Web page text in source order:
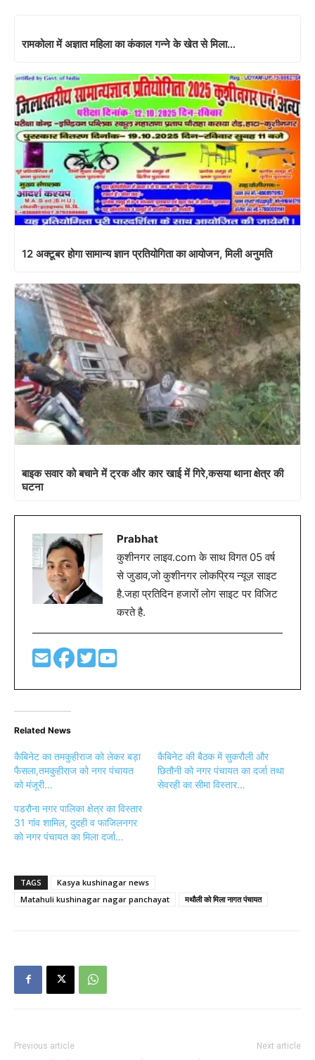
रामकोला में अज्ञात महिला का कंकाल गन्ने के खेत से मिला…
12 अक्टूबर होगा सामान्य ज्ञान प्रतियोगिता का आयोजन, मिली अनुमति
बाइक सवार को बचाने में ट्रक और कार खाई में गिरे,कसया थाना क्षेत्र की
घटना
Prabhat
कुशीनगर लाइव.com के साथ विगत 05 वर्ष
से जुडाव,जो कुशीनगर लोकप्रिय न्यूज़ साइट
है.जहा प्रतिदिन हजारों लोग साइट पर विजिट
करते है.
Related News
कैबिनेट का तमकुहीराज को लेकर बड़ा
फैसला,तमकुहीराज को नगर पंचायत
को मंजूरी…
कैबिनेट की बैठक में सुकरौली और
छितौनी को नगर पंचायत का दर्जा तथा
सेवरही का सीमा विस्तार…
पडरौना नगर पालिका क्षेत्र का विस्तार
31 गांव शामिल, दुदही व फाजिलनगर
को नगर पंचायत का मिला दर्जा…
TAGS
Kasya kushinagar news
Matahuli kushinagar nagar panchayat
मथौली को मिला नागत पंचायत
Previous article Next article